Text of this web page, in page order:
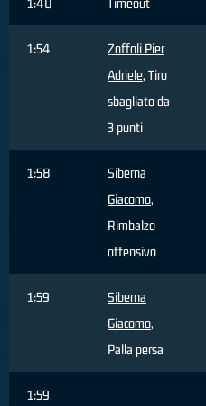
1:54
Zoffoli Pier
Adriele, Tiro
sbagliato da
3 punti
1:58
Siberna
Giacomo,
Rimbalzo
offensivo
1:59
Siberna
Giacomo,
Palla persa
1:59